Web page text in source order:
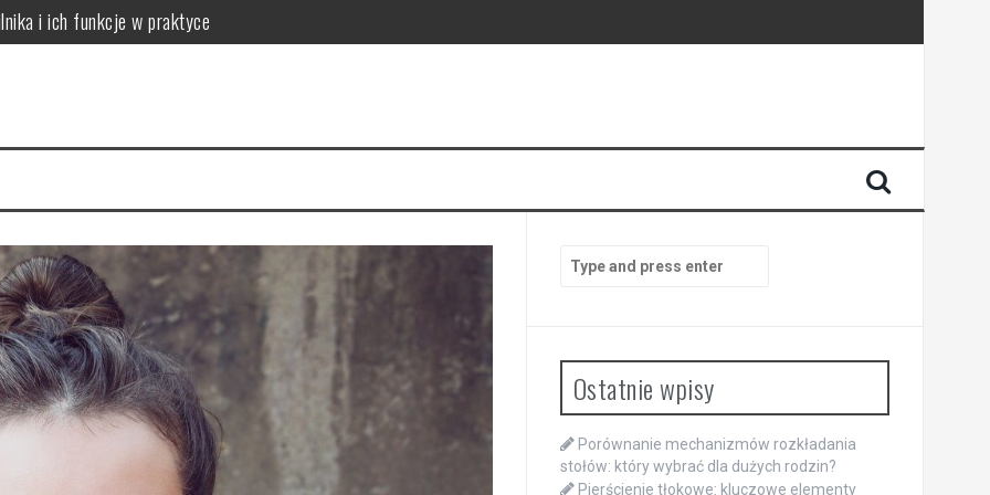
i ich funkcje w praktyce
i skuteczna rutyna anti-aging
na 4 tygodnie
cerę i jak to naprawić
for:
Ostatnie wpisy
Porównanie mechanizmów rozkładania
stołów: który wybrać dla dużych rodzin?
Pierścienie tłokowe: kluczowe elementy